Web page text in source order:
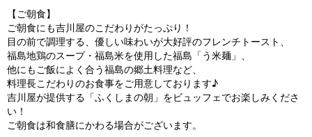
【ご朝食】
ご朝食にも吉川屋のこだわりがたっぷり！
目の前で調理する、優しい味わいが大好評のフレンチトースト、
福島地鶏のスープ・福島米を使用した福島「う米麺」、
他にもご飯によく合う福島の郷土料理など、
料理長こだわりのお食事をご用意しております♪
吉川屋が提供する「ふくしまの朝」をビュッフェでお楽しみくださ
い！
ご朝食は和食膳にかわる場合がございます。